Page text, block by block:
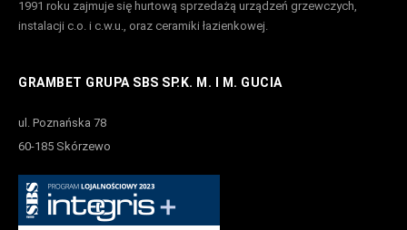
1991 roku zajmuje się hurtową sprzedażą urządzeń grzewczych,
instalacji c.o. i c.w.u., oraz ceramiki łazienkowej.
GRAMBET GRUPA SBS SP.K. M. I M. GUCIA
ul. Poznańska 78
60-185 Skórzewo